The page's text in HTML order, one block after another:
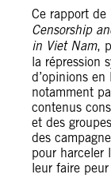
Ce rapport
Censorship
in Viet Nam,
la répression
d’opinions
notamment
contenus
et des
des
pour harceler
leur faire